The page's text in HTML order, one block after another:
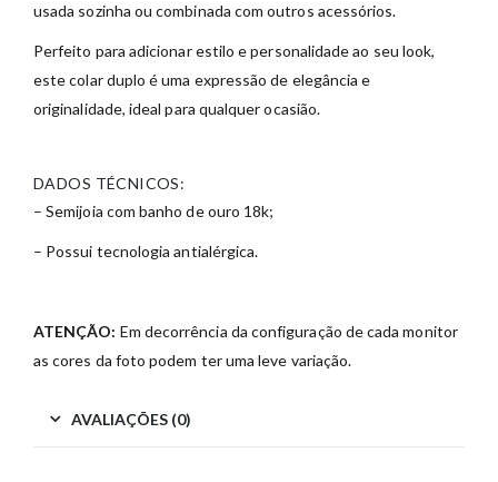
usada sozinha ou combinada com outros acessórios.
Perfeito para adicionar estilo e personalidade ao seu look,
este colar duplo é uma expressão de elegância e
originalidade, ideal para qualquer ocasião.
DADOS TÉCNICOS:
– Semijoia com banho de ouro 18k;
– Possui tecnologia antialérgica.
ATENÇÃO: Em decorrência da configuração de cada monitor
as cores da foto podem ter uma leve variação.
AVALIAÇÕES (0)